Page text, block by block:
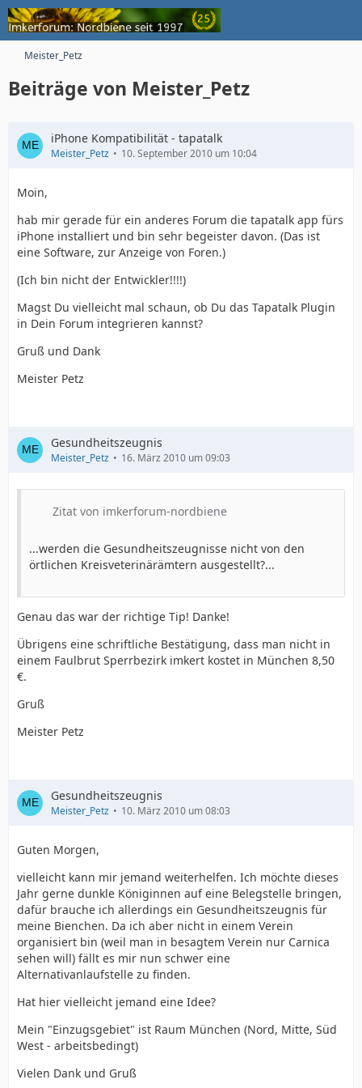
Meister_Petz
Beiträge von Meister_Petz
iPhone Kompatibilität - tapatalk
Meister_Petz 10. September 2010 um 10:04
Moin,
hab mir gerade für ein anderes Forum die tapatalk app fürs
iPhone installiert und bin sehr begeister davon. (Das ist
eine Software, zur Anzeige von Foren.)
(Ich bin nicht der Entwickler!!!!)
Magst Du vielleicht mal schaun, ob Du das Tapatalk Plugin
in Dein Forum integrieren kannst?
Gruß und Dank
Meister Petz
Gesundheitszeugnis
Meister_Petz 16. März 2010 um 09:03
Zitat von imkerforum-nordbiene
...werden die Gesundheitszeugnisse nicht von den
örtlichen Kreisveterinärämtern ausgestellt?...
Genau das war der richtige Tip! Danke!
Übrigens eine schriftliche Bestätigung, dass man nicht in
einem Faulbrut Sperrbezirk imkert kostet in München 8,50
€.
Gruß
Meister Petz
Gesundheitszeugnis
Meister_Petz 10. März 2010 um 08:03
Guten Morgen,
vielleicht kann mir jemand weiterhelfen. Ich möchte dieses
Jahr gerne dunkle Königinnen auf eine Belegstelle bringen,
dafür brauche ich allerdings ein Gesundheitszeugnis für
meine Bienchen. Da ich aber nicht in einem Verein
organisiert bin (weil man in besagtem Verein nur Carnica
sehen will) fällt es mir nun schwer eine
Alternativanlaufstelle zu finden.
Hat hier vielleicht jemand eine Idee?
Mein "Einzugsgebiet" ist Raum München (Nord, Mitte, Süd
West - arbeitsbedingt)
Vielen Dank und Gruß